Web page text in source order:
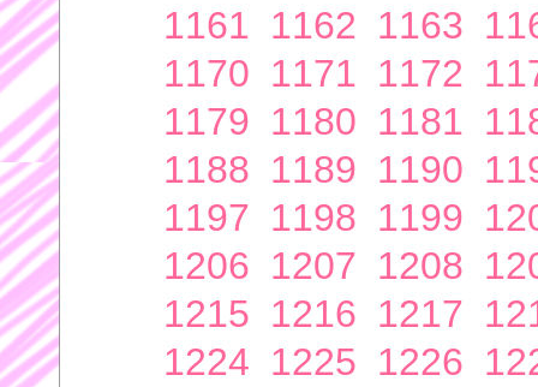
1161 1162 1163
1170 1171 1172
1179 1180 1181
1188 1189 1190
1197 1198 1199
1206 1207 1208
1215 1216 1217
1224 1225 1226